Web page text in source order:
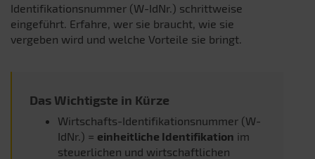
Identifikationsnummer (W-IdNr.) schrittweise
eingeführt. Erfahre, wer sie braucht, wie sie
vergeben wird und welche Vorteile sie bringt.
Das Wichtigste in Kürze
Wirtschafts-Identifikationsnummer (W-
IdNr.) = einheitliche Identifikation im
steuerlichen und wirtschaftlichen